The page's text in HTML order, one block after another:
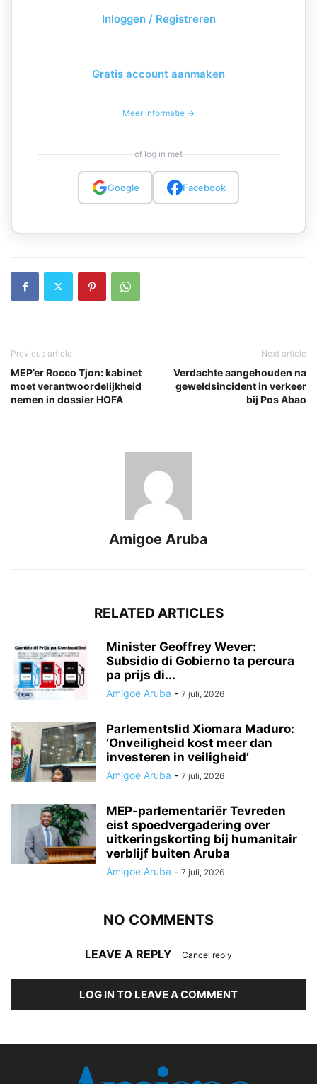
Inloggen / Registreren
Gratis account aanmaken
Meer informatie →
of log in met
Google Facebook
Previous article
MEP’er Rocco Tjon: kabinet
moet verantwoordelijkheid
nemen in dossier HOFA
Next article
Verdachte aangehouden na
geweldsincident in verkeer
bij Pos Abao
Amigoe Aruba
RELATED ARTICLES
Minister Geoffrey Wever:
Subsidio di Gobierno ta percura
pa prijs di...
Amigoe Aruba - 7 juli, 2026
Parlementslid Xiomara Maduro:
‘Onveiligheid kost meer dan
investeren in veiligheid’
Amigoe Aruba - 7 juli, 2026
MEP-parlementariër Tevreden
eist spoedvergadering over
uitkeringskorting bij humanitair
verblijf buiten Aruba
Amigoe Aruba - 7 juli, 2026
NO COMMENTS
LEAVE A REPLY Cancel reply
LOG IN TO LEAVE A COMMENT